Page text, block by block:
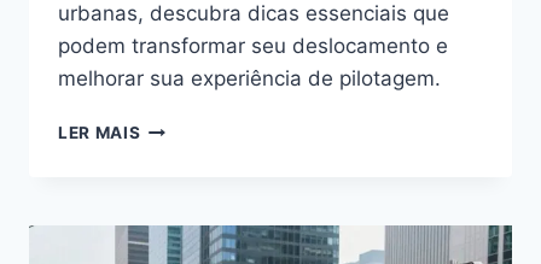
urbanas, descubra dicas essenciais que
podem transformar seu deslocamento e
melhorar sua experiência de pilotagem.
LER MAIS GUIA:
NO
CICLISMO